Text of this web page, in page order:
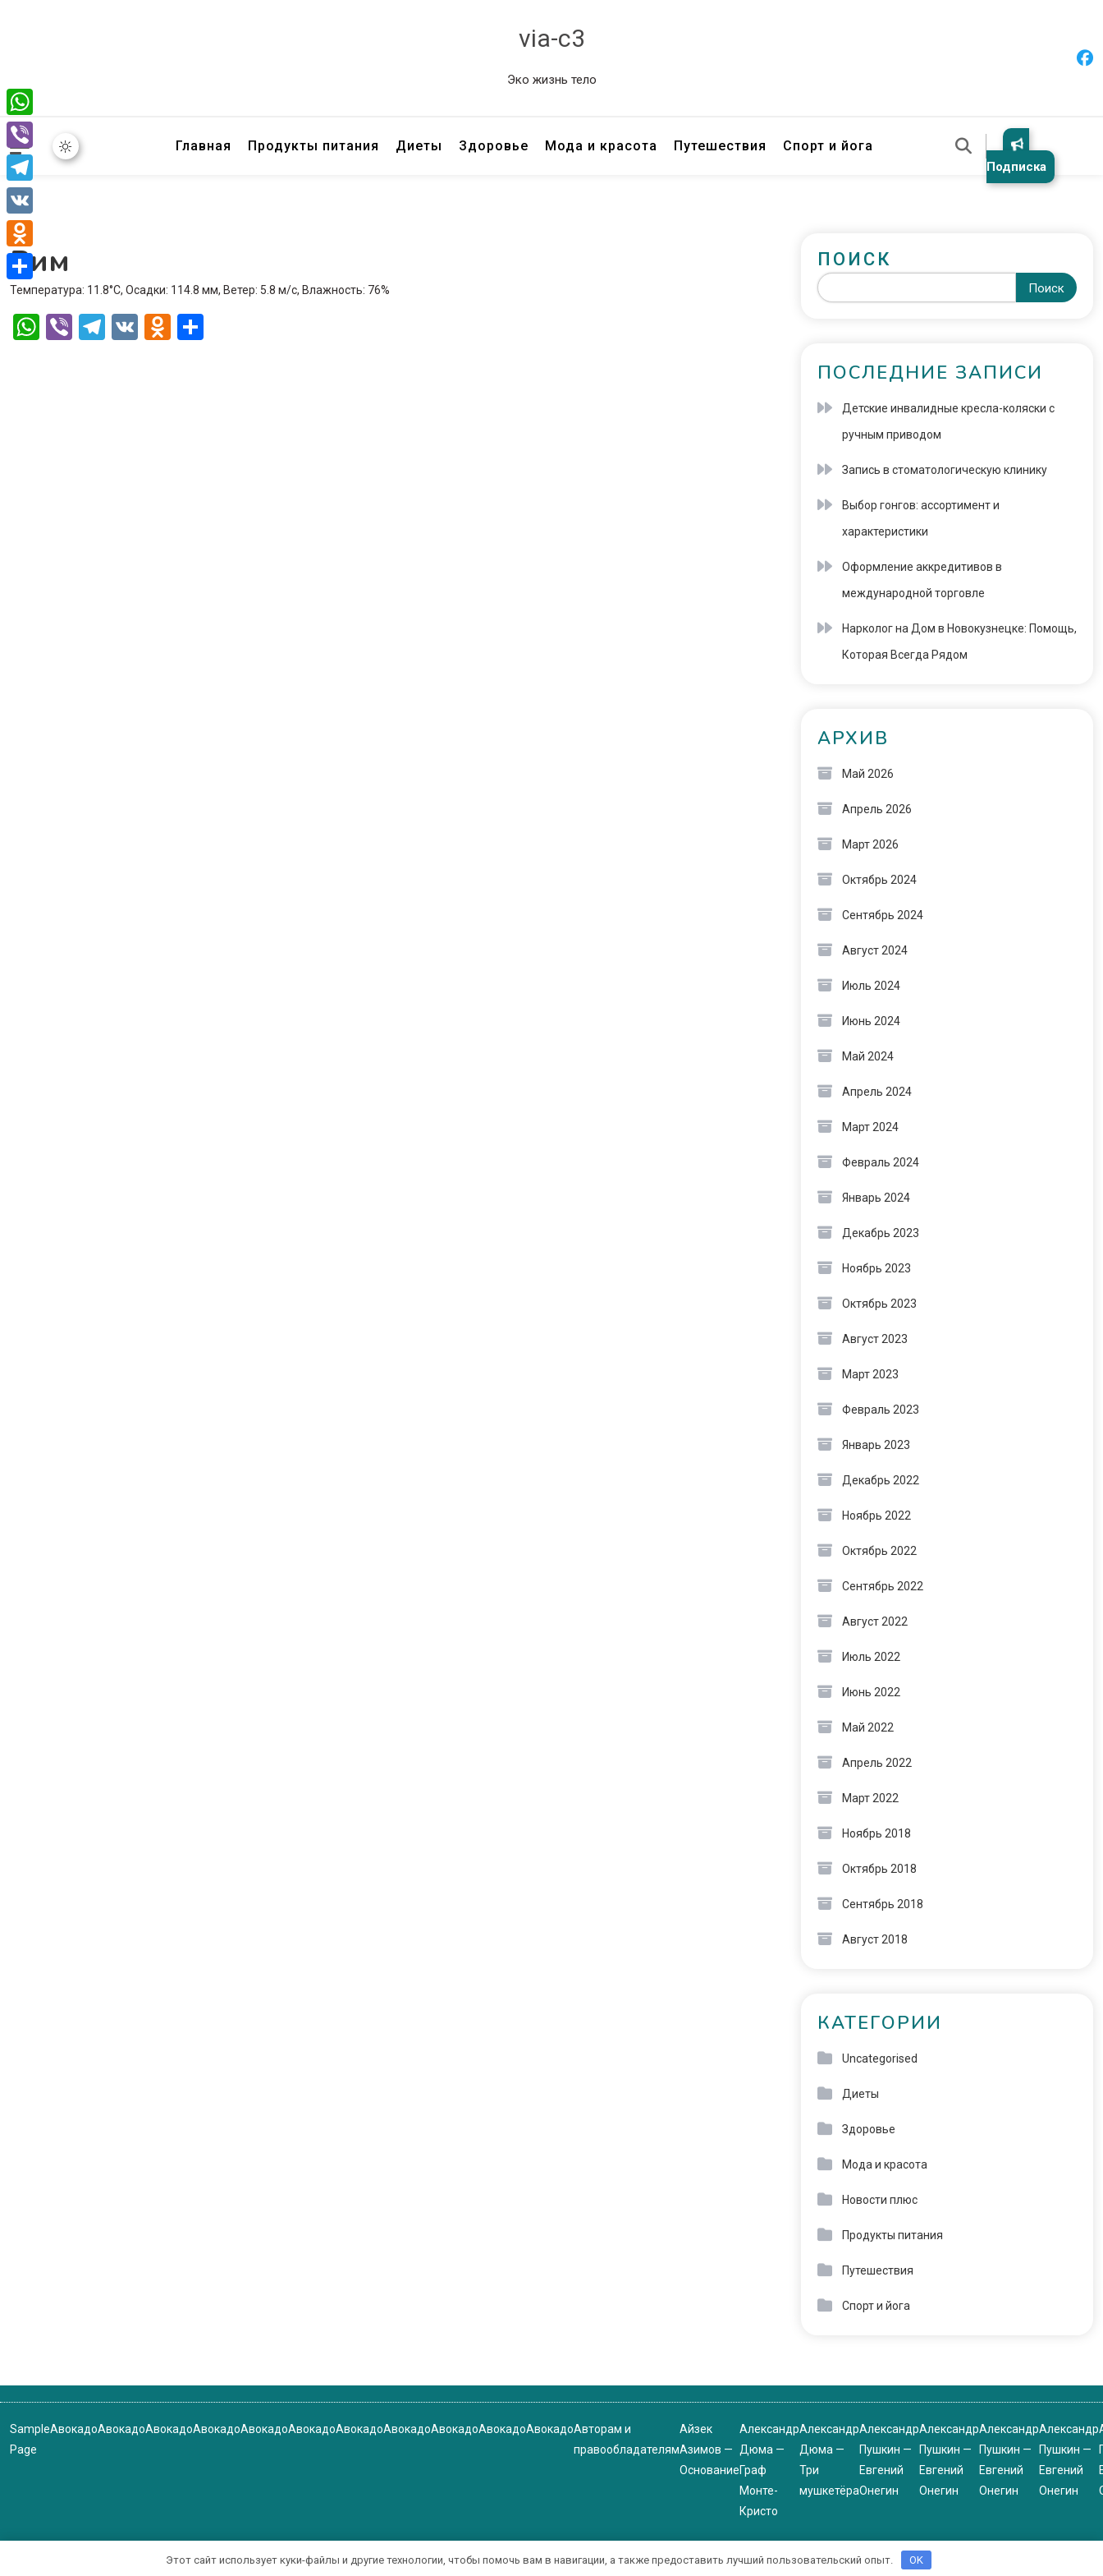
via-c3
Эко жизнь тело
Главная Продукты питания Диеты Здоровье Мода и красота Путешествия Спорт и йога
Подписка
Рим
Температура: 11.8°C, Осадки: 114.8 мм, Ветер: 5.8 м/с, Влажность: 76%
WhatsApp
ViberTelegram
VK Odnoklassniki
ПОИСК
Поиск
ПОСЛЕДНИЕ ЗАПИСИ
Детские инвалидные кресла-коляски с
ручным приводом
Запись в стоматологическую клинику
Выбор гонгов: ассортимент и
характеристики
Оформление аккредитивов в
международной торговле
Нарколог на Дом в Новокузнецке: Помощь,
Которая Всегда Рядом
АРХИВ
Май 2026
Апрель 2026
Март 2026
Октябрь 2024
Сентябрь 2024
Август 2024
Июль 2024
Июнь 2024
Май 2024
Апрель 2024
Март 2024
Февраль 2024
Январь 2024
Декабрь 2023
Ноябрь 2023
Октябрь 2023
Август 2023
Март 2023
Февраль 2023
Январь 2023
Декабрь 2022
Ноябрь 2022
Октябрь 2022
Сентябрь 2022
Август 2022
Июль 2022
Июнь 2022
Май 2022
Апрель 2022
Март 2022
Ноябрь 2018
Октябрь 2018
Сентябрь 2018
Август 2018
КАТЕГОРИИ
Uncategorised
Диеты
Здоровье
Мода и красота
Новости плюс
Продукты питания
Путешествия
Спорт и йога
Sample
Page
АвокадоАвокадоАвокадоАвокадоАвокадоАвокадоАвокадоАвокадоАвокадоАвокадоАвокадоАвторам и
правообладателям
Айзек
Азимов —
Основание
Александр
Дюма —
Граф
Монте-
Кристо
Александр
Дюма —
Три
мушкетёра
Александр
Пушкин —
Евгений
Онегин
Александр
Пушкин —
Евгений
Онегин
Александр
Пушкин —
Евгений
Онегин
Александр
Пушкин —
Евгений
Онегин
WhatsApp
Viber
Telegram
VK
Odnoklassniki
Отправить
Этот сайт использует куки-файлы и другие технологии, чтобы помочь вам в навигации, а также предоставить лучший пользовательский опыт. OK